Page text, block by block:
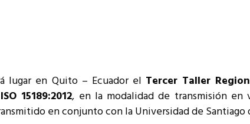
lugar en Quito – Ecuador el Tercer Taller
15189:2012, en la modalidad de transmisión
en conjunto con la Universidad de Santiago